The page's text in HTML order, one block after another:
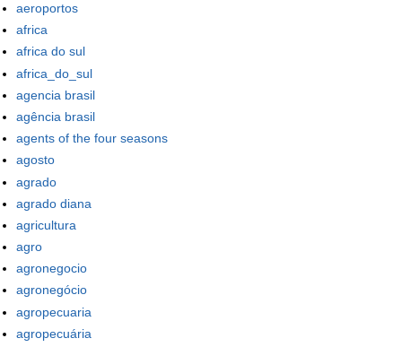
aeroportos
africa
africa do sul
africa_do_sul
agencia brasil
agência brasil
agents of the four seasons
agosto
agrado
agrado diana
agricultura
agro
agronegocio
agronegócio
agropecuaria
agropecuária